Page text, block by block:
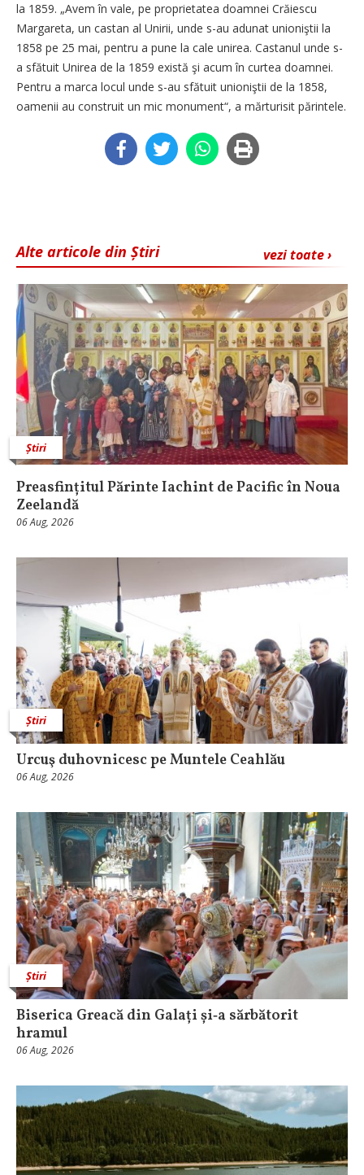
la 1859. „Avem în vale, pe proprietatea doamnei Crăiescu
Margareta, un castan al Unirii, unde s-au adunat unioniştii la
1858 pe 25 mai, pentru a pune la cale unirea. Castanul unde s-
a sfătuit Unirea de la 1859 există şi acum în curtea doamnei.
Pentru a marca locul unde s-au sfătuit unioniştii de la 1858,
oamenii au construit un mic monument“, a mărturisit părintele.
vezi toate ›
Alte articole din Știri
Știri
Preasfințitul Părinte Iachint de Pacific în Noua
Zeelandă
06 Aug, 2026
Știri
Urcuş duhovnicesc pe Muntele Ceahlău
06 Aug, 2026
Știri
Biserica Greacă din Galați și‑a sărbătorit
hramul
06 Aug, 2026